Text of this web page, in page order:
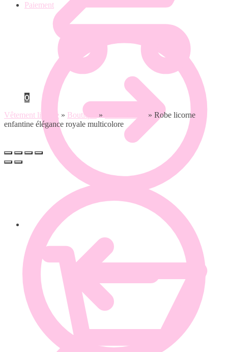
Paiement
0.00
0
Vêtement licorne » Boutique » » Robe licorne
enfantine élégance royale multicolore